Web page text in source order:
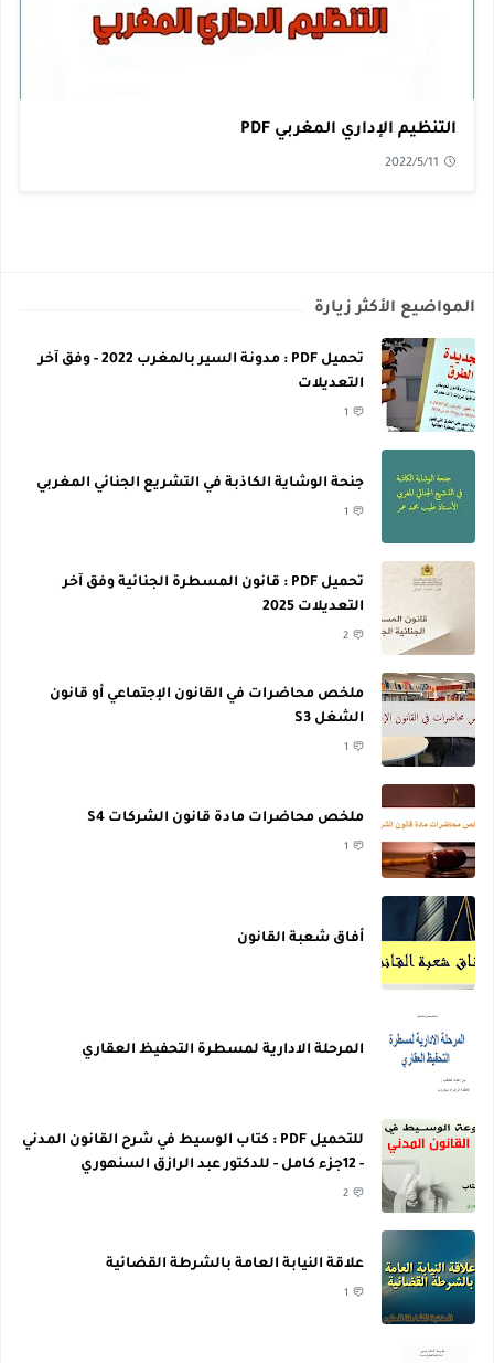
التنظيم الإداري المغربي PDF
2022/5/11
المواضيع الأكثر زيارة
تحميل PDF : مدونة السير بالمغرب 2022 - وفق آخر
التعديلات
1
جنحة الوشاية الكاذبة في التشريع الجنائي المغربي
1
تحميل PDF : قانون المسطرة الجنائية وفق آخر
التعديلات 2025
2
ملخص محاضرات في القانون الإجتماعي أو قانون
الشغل S3
1
ملخص محاضرات مادة قانون الشركات S4
1
أفاق شعبة القانون
المرحلة الادارية لمسطرة التحفيظ العقاري
للتحميل PDF : كتاب الوسيط في شرح القانون المدني
- 12جزء كامل - للدكتور عبد الرازق السنهوري
2
علاقة النيابة العامة بالشرطة القضائية
1